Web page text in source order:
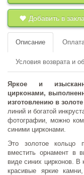
Добавить в
Описание
Условия возврата и
Яркое и
цирконами,
изготовлению в
линий и богатой
фотографии, можно
синими цирконами.
Это золотое кольцо
вместить орнамент в
виде синих цирконов. В
красивые яркие